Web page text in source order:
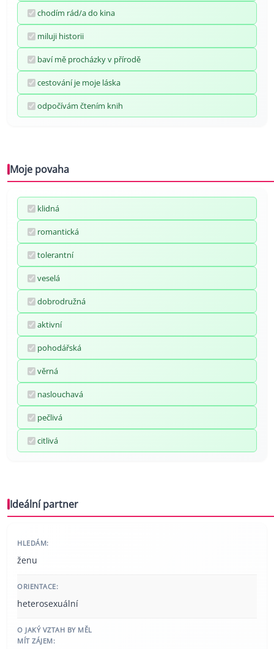
chodím rád/a do kina
miluji historii
baví mě procházky v přírodě
cestování je moje láska
odpočívám čtením knih
Moje povaha
klidná
romantická
tolerantní
veselá
dobrodružná
aktivní
pohodářská
věrná
naslouchavá
pečlivá
citlivá
Ideální partner
HLEDÁM:
ženu
ORIENTACE:
heterosexuální
O JAKÝ VZTAH BY MĚL
MÍT ZÁJEM: